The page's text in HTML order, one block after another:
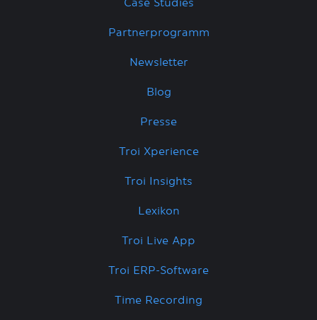
Case Studies
Partnerprogramm
Newsletter
Blog
Presse
Troi Xperience
Troi Insights
Lexikon
Troi Live App
Troi ERP-Software
Time Recording